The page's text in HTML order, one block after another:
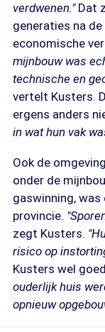
verdwenen." Dat
generaties na
economische
mijnbouw was
technische en
vertelt Kusters.
ergens anders
in wat hun vak
Ook de
onder de
gaswinning, was
provincie.
zegt Kusters.
risico op
Kusters wel
ouderlijk huis
opnieuw